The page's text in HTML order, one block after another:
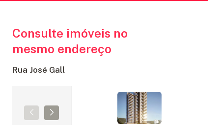
Consulte imóveis no
mesmo endereço
Rua José Gall